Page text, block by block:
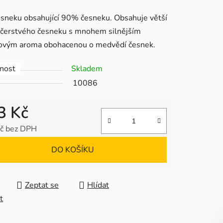
obsahující 90% česneku. Obsahuje větší
česneku s mnohem silnějším
aroma obohacenou o medvědí česnek.
Skladem
10086
Kč
bez DPH
DO KOŠÍKU
Zeptat se
Hlídat